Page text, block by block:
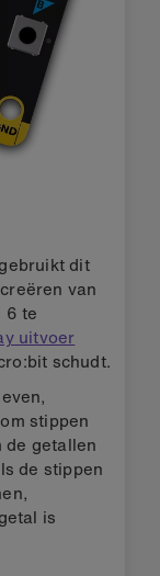
gebruikt dit
van
6 te
uitvoer
schudt.
om stippen
de getallen
de stippen
is